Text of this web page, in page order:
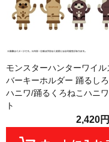
モンスターハンターワイル
バーキーホルダー 踊るしろ
ハニワ/踊るくろねこハニ
ト
2,420円